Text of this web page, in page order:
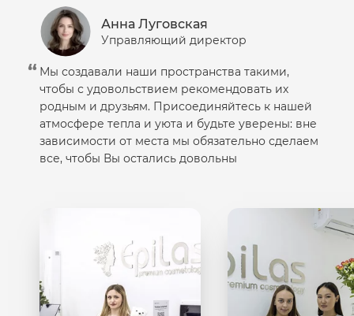
Анна Луговская
Управляющий директор
Мы создавали наши пространства такими,
чтобы с удовольствием рекомендовать их
родным и друзьям. Присоединяйтесь к нашей
атмосфере тепла и уюта и будьте уверены: вне
зависимости от места мы обязательно сделаем
все, чтобы Вы остались довольны